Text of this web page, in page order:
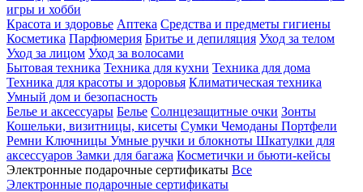
игры и хобби
Красота и здоровье Аптека Средства и предметы гигиены
Косметика Парфюмерия Бритье и депиляция Уход за телом
Уход за лицом Уход за волосами
Бытовая техника Техника для кухни Техника для дома
Техника для красоты и здоровья Климатическая техника
Умный дом и безопасность
Белье и аксессуары Белье Солнцезащитные очки Зонты
Кошельки, визитницы, кисеты Сумки Чемоданы Портфели
Ремни Ключницы Умные ручки и блокноты Шкатулки для
аксессуаров Замки для багажа Косметички и бьюти-кейсы
Электронные подарочные сертификаты Все
Электронные подарочные сертификаты